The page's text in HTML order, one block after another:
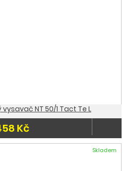
NT 50/1 Tact Te L
Kč
Skladem